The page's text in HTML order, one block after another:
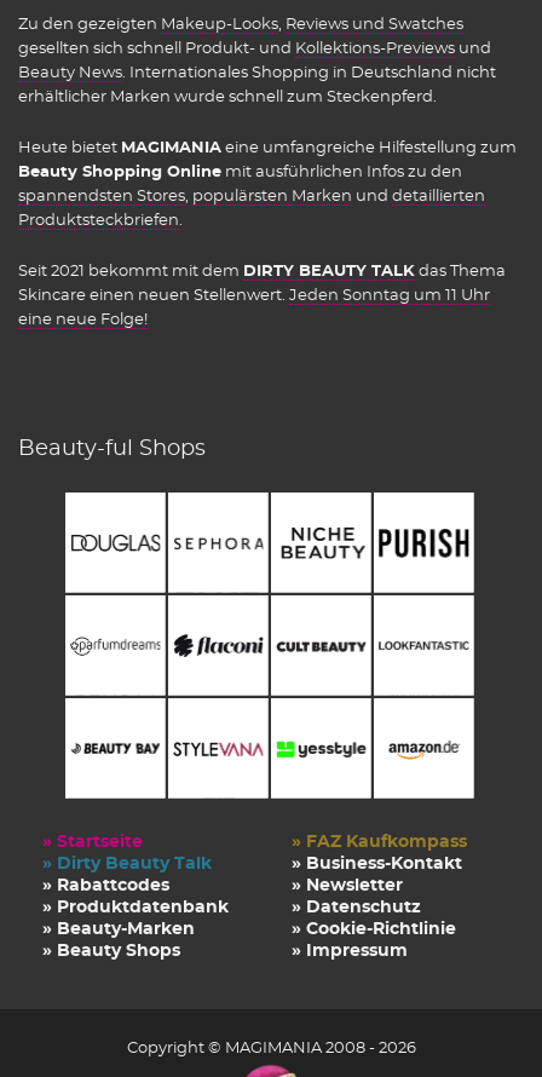
Zu den gezeigten Makeup-Looks, Reviews und Swatches
gesellten sich schnell Produkt- und Kollektions-Previews und
Beauty News. Internationales Shopping in Deutschland nicht
erhältlicher Marken wurde schnell zum Steckenpferd.
Heute bietet MAGIMANIA eine umfangreiche Hilfestellung zum
Beauty Shopping Online mit ausführlichen Infos zu den
spannendsten Stores, populärsten Marken und detaillierten
Produktsteckbriefen.
Seit 2021 bekommt mit dem DIRTY BEAUTY TALK das Thema
Skincare einen neuen Stellenwert. Jeden Sonntag um 11 Uhr
eine neue Folge!
Beauty-ful Shops
» Startseite
» Dirty Beauty Talk
» Rabattcodes
» Produktdatenbank
» Beauty-Marken
» Beauty Shops
» FAZ Kaufkompass
» Business-Kontakt
» Newsletter
» Datenschutz
» Cookie-Richtlinie
» Impressum
Copyright © MAGIMANIA 2008 - 2026